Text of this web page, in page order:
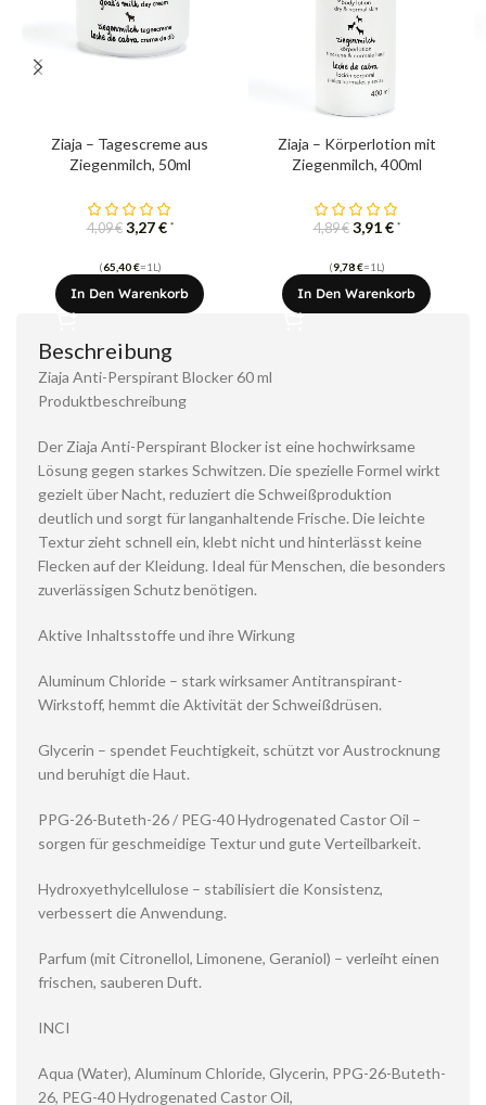
Ziaja – Tagescreme aus
Ziegenmilch, 50ml
4,09€ 3,27€ *
(65,40€=1L)
In Den Warenkorb
Ziaja – Körperlotion mit
Ziegenmilch, 400ml
4,89€ 3,91€ *
(9,78€=1L)
In Den Warenkorb
Beschreibung
Ziaja Anti-Perspirant Blocker 60 ml
Produktbeschreibung
Der Ziaja Anti-Perspirant Blocker ist eine hochwirksame
Lösung gegen starkes Schwitzen. Die spezielle Formel wirkt
gezielt über Nacht, reduziert die Schweißproduktion
deutlich und sorgt für langanhaltende Frische. Die leichte
Textur zieht schnell ein, klebt nicht und hinterlässt keine
Flecken auf der Kleidung. Ideal für Menschen, die besonders
zuverlässigen Schutz benötigen.
Aktive Inhaltsstoffe und ihre Wirkung
Aluminum Chloride – stark wirksamer Antitranspirant-
Wirkstoff, hemmt die Aktivität der Schweißdrüsen.
Glycerin – spendet Feuchtigkeit, schützt vor Austrocknung
und beruhigt die Haut.
PPG-26-Buteth-26 / PEG-40 Hydrogenated Castor Oil –
sorgen für geschmeidige Textur und gute Verteilbarkeit.
Hydroxyethylcellulose – stabilisiert die Konsistenz,
verbessert die Anwendung.
Parfum (mit Citronellol, Limonene, Geraniol) – verleiht einen
frischen, sauberen Duft.
INCI
Aqua (Water), Aluminum Chloride, Glycerin, PPG-26-Buteth-
26, PEG-40 Hydrogenated Castor Oil,